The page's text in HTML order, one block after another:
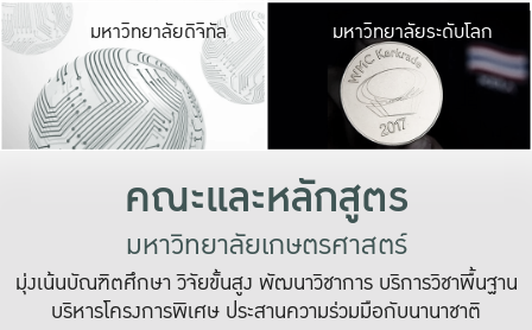
มหาวิทยาลัยดิจิทัล มหาวิ
เปลี่ยนแปลง แล
เพื่อทำง
ระบบสารสนเทศ
มหาวิทยาลัยระดับโลก
คณะและหลักสูตร
มหาวิทยาลัยเกษตรศาสตร์
มุ่งเน้นบัณฑิตศึกษา วิจัยขั้นสูง พัฒนาวิชาการ บริการวิชาพื้นฐาน
บริหารโครงการพิเศษ ประสานความร่วมมือกับนานาชาติ